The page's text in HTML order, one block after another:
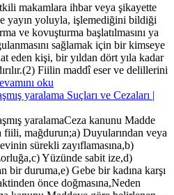
makamlara ihbar veya şikayette
yayın yoluyla, işlemediğini bildiği
ve kovuşturma başlatılmasını ya
sağlamak için bir kimseye
eden kişi, bir yıldan dört yıla kadar
Fiilin maddî eser ve delillerini
oku
yaralama Suçları ve Cezaları |
yaralamaCeza kanunu Madde
fiili, mağdurun;a) Duyularından veya
sürekli zayıflamasına,b)
Yüzünde sabit ize,d)
bir duruma,e) Gebe bir kadına karşı
önce doğmasına,Neden